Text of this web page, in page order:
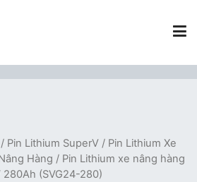
Rental
/ Pin Lithium SuperV / Pin Lithium Xe
Hàng / Pin Lithium xe nâng hàng
280Ah (SVG24-280)